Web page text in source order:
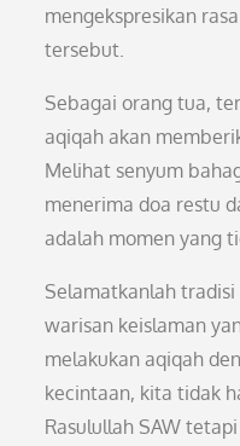
mengekspresikan
tersebut.
Sebagai orang tua,
aqiqah akan
Melihat senyum
menerima doa restu
adalah momen yang
Selamatkanlah
warisan keislaman
melakukan aqiqah
kecintaan, kita tidak
Rasulullah SAW